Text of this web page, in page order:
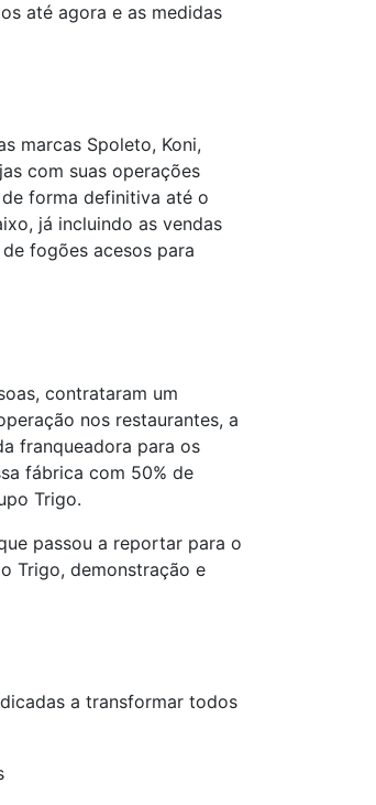
até agora e as medidas
marcas Spoleto, Koni,
com suas operações
forma definitiva até o
já incluindo as vendas
fogões acesos para
contrataram um
nos restaurantes, a
franqueadora para os
fábrica com 50% de
Trigo.
passou a reportar para o
Trigo, demonstração e
a transformar todos